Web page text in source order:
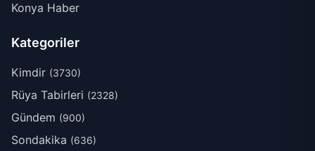
Konya Haber
Kategoriler
Kimdir (3730)
Rüya Tabirleri (2328)
Gündem (900)
Sondakika (636)